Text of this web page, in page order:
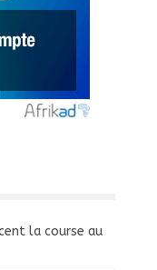
la course au